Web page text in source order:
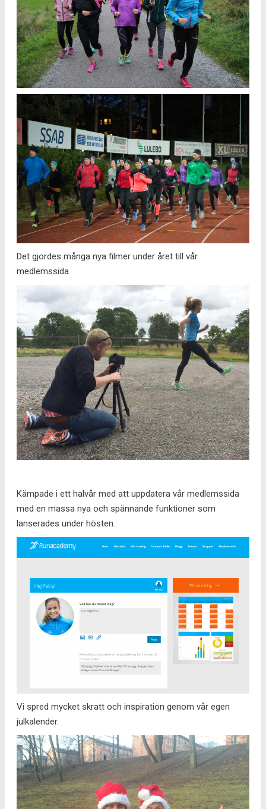
Det gjordes många nya filmer under året till vår
medlemssida.
Kämpade i ett halvår med att uppdatera vår medlemssida
med en massa nya och spännande funktioner som
lanserades under hösten.
Vi spred mycket skratt och inspiration genom vår egen
julkalender.